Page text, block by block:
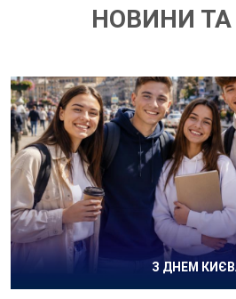
НОВИНИ ТА
З ДНЕМ